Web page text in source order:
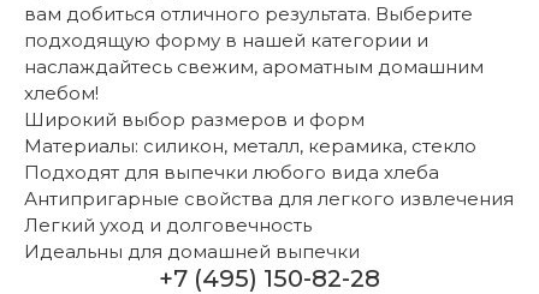
вам добиться отличного результата. Выберите
подходящую форму в нашей категории и
наслаждайтесь свежим, ароматным домашним
хлебом!
Широкий выбор размеров и форм
Материалы: силикон, металл, керамика, стекло
Подходят для выпечки любого вида хлеба
Антипригарные свойства для легкого извлечения
Легкий уход и долговечность
Идеальны для домашней выпечки
+7 (495) 150-82-28